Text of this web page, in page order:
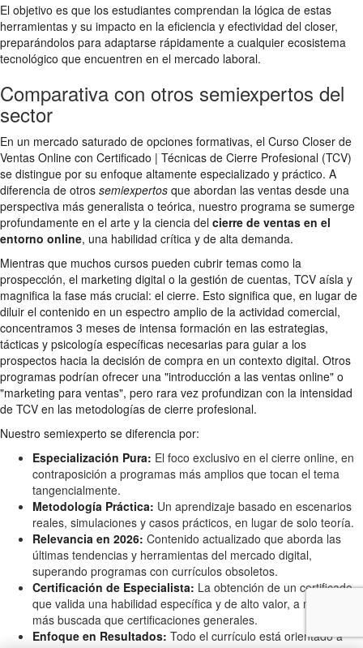
El objetivo es que los estudiantes comprendan la lógica de estas
herramientas y su impacto en la eficiencia y efectividad del closer,
preparándolos para adaptarse rápidamente a cualquier ecosistema
tecnológico que encuentren en el mercado laboral.
Comparativa con otros semiexpertos del
sector
En un mercado saturado de opciones formativas, el Curso Closer de
Ventas Online con Certificado | Técnicas de Cierre Profesional (TCV)
se distingue por su enfoque altamente especializado y práctico. A
diferencia de otros semiexpertos que abordan las ventas desde una
perspectiva más generalista o teórica, nuestro programa se sumerge
profundamente en el arte y la ciencia del cierre de ventas en el
entorno online, una habilidad crítica y de alta demanda.
Mientras que muchos cursos pueden cubrir temas como la
prospección, el marketing digital o la gestión de cuentas, TCV aísla y
magnifica la fase más crucial: el cierre. Esto significa que, en lugar de
diluir el contenido en un espectro amplio de la actividad comercial,
concentramos 3 meses de intensa formación en las estrategias,
tácticas y psicología específicas necesarias para guiar a los
prospectos hacia la decisión de compra en un contexto digital. Otros
programas podrían ofrecer una "introducción a las ventas online" o
"marketing para ventas", pero rara vez profundizan con la intensidad
de TCV en las metodologías de cierre profesional.
Nuestro semiexperto se diferencia por:
Especialización Pura: El foco exclusivo en el cierre online, en
contraposición a programas más amplios que tocan el tema
tangencialmente.
Metodología Práctica: Un aprendizaje basado en escenarios
reales, simulaciones y casos prácticos, en lugar de solo teoría.
Relevancia en 2026: Contenido actualizado que aborda las
últimas tendencias y herramientas del mercado digital,
superando programas con currículos obsoletos.
Certificación de Especialista: La obtención de un certificado
que valida una habilidad específica y de alto valor, a menudo
más buscada que certificaciones generales.
Enfoque en Resultados: Todo el currículo está orientado a